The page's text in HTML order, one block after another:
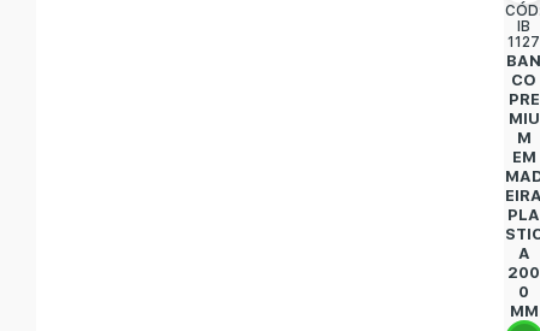
IB
1127
CO
PRE
MIU
M
EM
PLA
A
200
0
MM